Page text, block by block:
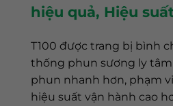
hiệu quả, Hiệu
T100 được trang bị bình
thống phun sương ly
phun nhanh hơn, phạm
hiệu suất vận hành cao